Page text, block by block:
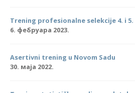
Trening profesionalne selekcije 4. i
6. фебруара 2023.
Asertivni trening u Novom Sadu
30. маја 2022.